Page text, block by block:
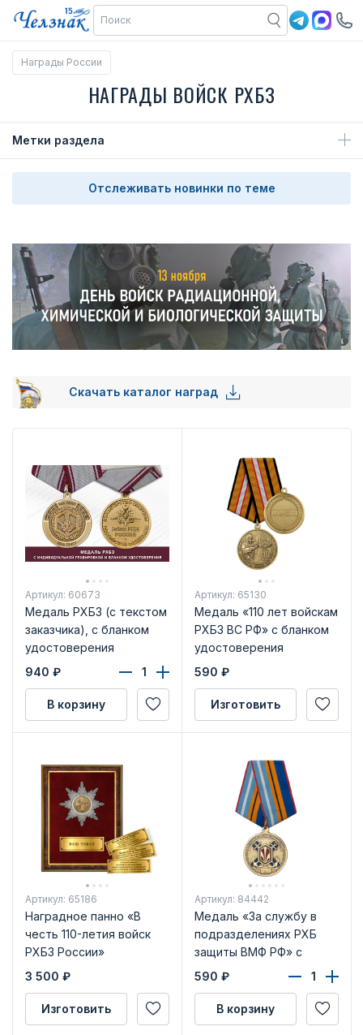
Награды России
НАГРАДЫ ВОЙСК РХБЗ
Метки раздела
Отслеживать новинки по теме
Скачать каталог наград
Артикул: 60673
Медаль РХБЗ (с текстом
заказчика), с бланком
удостоверения
940 ₽
В корзину
Артикул: 65130
Медаль «110 лет войскам
РХБЗ ВС РФ» с бланком
удостоверения
590 ₽
Изготовить
Артикул: 65186
Наградное панно «В
честь 110-летия войск
РХБЗ России»
3 500 ₽
Изготовить
Артикул: 84442
Медаль «За службу в
подразделениях РХБ
защиты ВМФ РФ» с
бланком удостоверения
590 ₽
В корзину